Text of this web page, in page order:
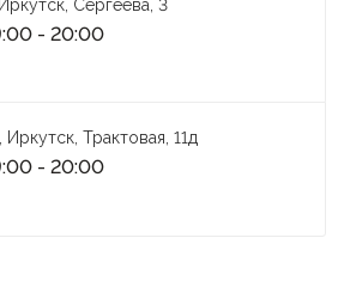
Сергеева, 3
- 20:00
Трактовая, 11д
- 20:00